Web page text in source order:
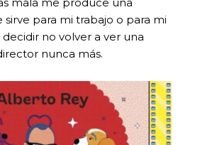
para mi trabajo o para mi
no volver a ver una
nunca más.